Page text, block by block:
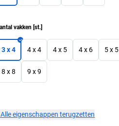
vakken [st.]
3 x 4 4 x 4 4 x 5 4 x 6 5 x 5
8 x 8 9 x 9
Alle eigenschappen terugzetten